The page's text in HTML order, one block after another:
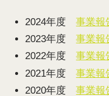
2024年度事業報
2023年度事業報
2022年度事業報
2021年度事業報
2020年度事業報